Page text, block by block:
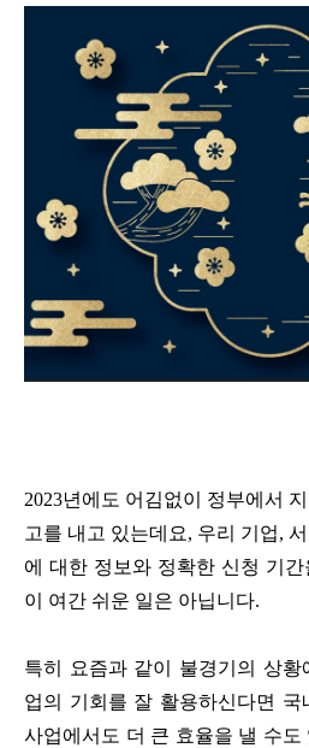
2023년에도 어김없이 정부에서
고를 내고 있는데요, 우리 기업,
에 대한 정보와 정확한 신청 기
이 여간 쉬운 일은 아닙니다.
특히 요즘과 같이 불경기의 상
업의 기회를 잘 활용하신다면 국
사업에서도 더 큰 효율을 낼 수도